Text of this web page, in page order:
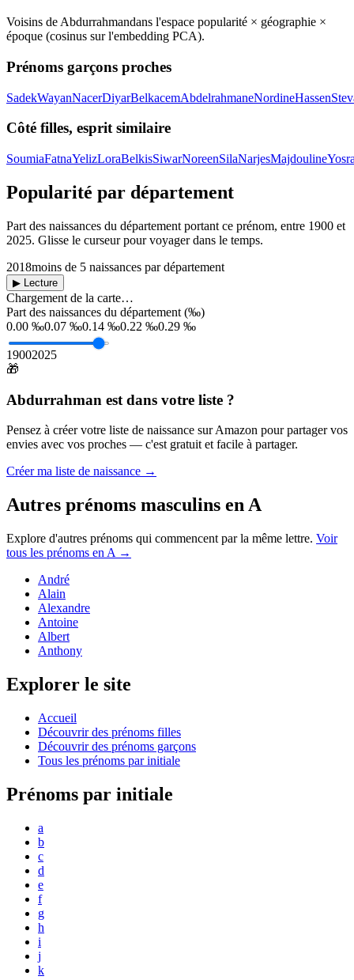
Voisins de Abdurrahmandans l'espace popularité × géographie ×
époque (cosinus sur l'embedding PCA).
Prénoms garçons proches
SadekWayanNacerDiyarBelkacemAbdelrahmaneNordineHassen
Côté filles, esprit similaire
SoumiaFatnaYelizLoraBelkisSiwarNoreenSilaNarjesMajdouline
Popularité par département
Part des naissances du département portant ce prénom, entre 1900 et
2025. Glisse le curseur pour voyager dans le temps.
2018moins de 5 naissances par département
▶ Lecture
Chargement de la carte…
Part des naissances du département (‰)
0.00 ‰0.07 ‰0.14 ‰0.22 ‰0.29 ‰
19002025
🎁
Abdurrahman est dans votre liste ?
Pensez à créer votre liste de naissance sur Amazon pour partager vos
envies avec vos proches — c'est gratuit et facile à partager.
Créer ma liste de naissance →
Autres prénoms masculins en A
Explore d'autres prénoms qui commencent par la même lettre. Voir
tous les prénoms en A →
André
Alain
Alexandre
Antoine
Albert
Anthony
Explorer le site
Accueil
Découvrir des prénoms filles
Découvrir des prénoms garçons
Tous les prénoms par initiale
Prénoms par initiale
a
b
c
d
e
f
g
h
i
j
k